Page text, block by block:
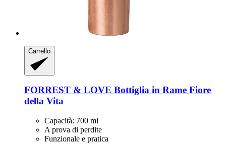
Carrello
FORREST & LOVE Bottiglia in Rame Fiore
della Vita
Capacità: 700 ml
A prova di perdite
Funzionale e pratica